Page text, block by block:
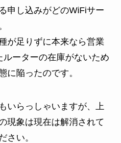
申し込みがどのWiFiサー
が足りずに本来なら営業
ルーターの在庫がないため
に陥ったのです。
いらっしゃいますが、上
現象は現在は解消されて
さい。